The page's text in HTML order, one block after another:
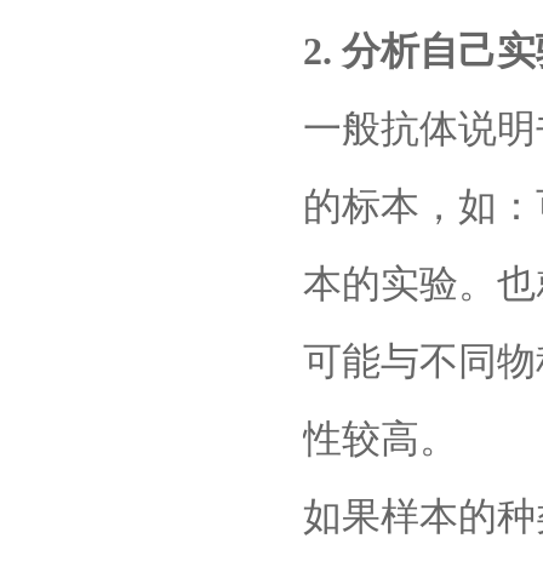
2. 分析自己
一般抗体说
的标本，如：
本的实验。
可能与不同
性较高。
如果样本的